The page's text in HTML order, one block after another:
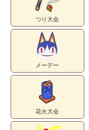
つり大会
メーデー
花火大会